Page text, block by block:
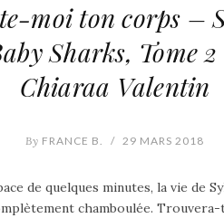
moi ton corps –
Sharks, Tome
Chiaraa Valentin
By FRANCE B. / 29 MARS 2018
de quelques minutes, la vie de
chamboulée.